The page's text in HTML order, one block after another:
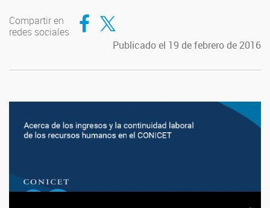
Compartir en
redes sociales
Compartir en Facebook
Compartir en Twitter
Publicado el 19 de febrero de 2016